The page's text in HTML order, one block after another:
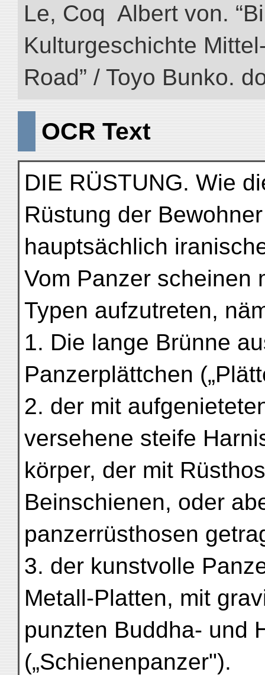
Le, Coq Albert von.
Kulturgeschichte
Road” / Toyo Bunko.
OCR Text
DIE RÜSTUNG. Wie
Rüstung der
hauptsächlich
Vom Panzer scheinen
Typen aufzutreten,
1. Die lange Brünne
Panzerplättchen
2. der mit
versehene steife
körper, der mit
Beinschienen, oder
panzerrüsthosen
3. der kunstvolle
Metall-Platten, mit
punzten Buddha- und
(„Schienenpanzer").